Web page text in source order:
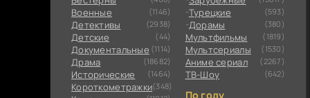
Военные (1146)
Детективы (2938)
Детские (44)
Документальные (1114)
Драма (18682)
Исторические (1464)
Короткометражки(348)
Турецкие (593)
Дорамы (380)
Мультфильмы (1819)
Мультсериалы (1530)
Аниме сериал (2267)
ТВ-Шоу (642)
По году